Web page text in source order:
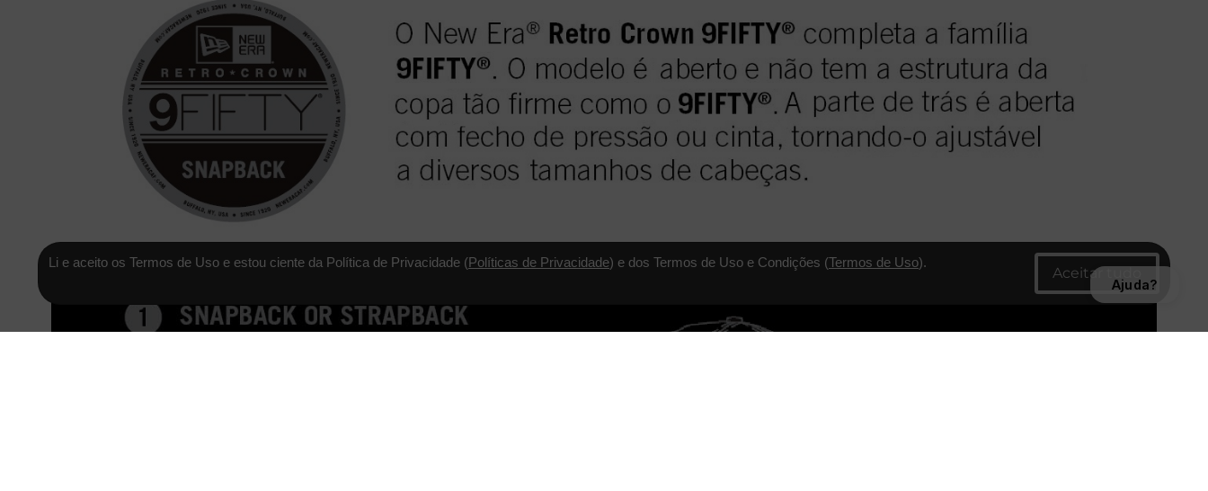
Li e aceito os Termos de Uso e estou ciente da Política de Privacidade (Políticas de Privacidade) e dos Termos de Uso e Condições (Termos de Uso).
Ajuda?